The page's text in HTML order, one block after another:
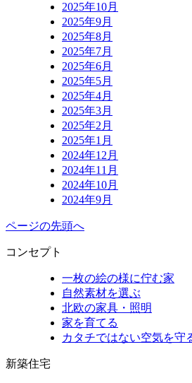
2025年10月
2025年9月
2025年8月
2025年7月
2025年6月
2025年5月
2025年4月
2025年3月
2025年2月
2025年1月
2024年12月
2024年11月
2024年10月
2024年9月
ページの先頭へ
コンセプト
一枚の絵の様に佇む家
自然素材を選ぶ
北欧の家具・照明
家を育てる
カタチではない空気を守
新築住宅